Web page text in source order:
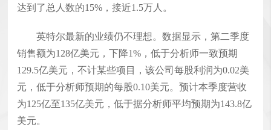
达到了总人数的15%，接近1.5万人。
英特尔最新的业绩仍不理想。数据显示，第二季度
销售额为128亿美元，下降1%，低于分析师一致预期
129.5亿美元，不计某些项目，该公司每股利润为0.02美
元，低于分析师预期的每股0.10美元。预计本季度营收
为125亿至135亿美元，低于据分析师平均预期为143.8亿
美元。